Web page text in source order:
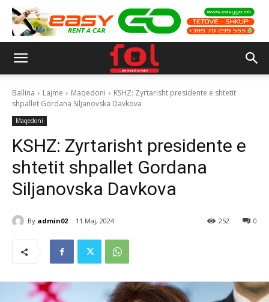
Ballina Lajme Maqedoni
KSHZ: Zyrtarisht presidente e shtetit
shpallet Gordana Siljanovska Davkova
Maqedoni
KSHZ: Zyrtarisht presidente e
shtetit shpallet Gordana
Siljanovska Davkova
By admin02 11 Maj, 2024 0
252